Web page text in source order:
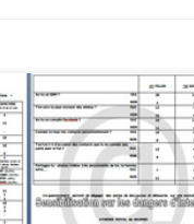
Cette animation a été
avec Maggy Jérôme
M. Solheid et Madame Carlier,
Royal de Waimes. Celle-ci a
dans les locaux de